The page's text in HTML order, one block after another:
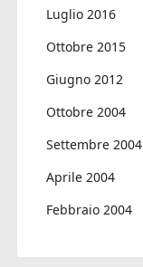
Luglio 2016
Ottobre 2015
Giugno 2012
Ottobre 2004
Settembre 2004
Aprile 2004
Febbraio 2004